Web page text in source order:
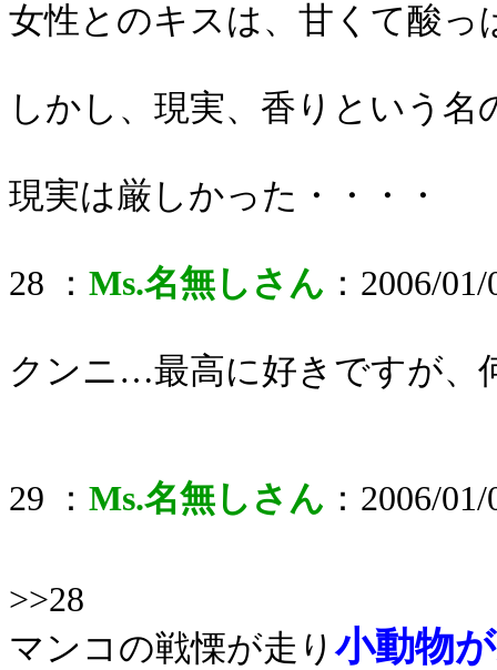
女性とのキスは、甘くて酸
しかし、現実、香りという
現実は厳しかった・・・・
28 ： Ms.名無しさん ：2006/
クンニ…最高に好きですが、
29 ： Ms.名無しさん ：2006/
>>28
マンコの戦慄が走り小動物